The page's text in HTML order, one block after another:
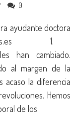
0
ayudante doctora
1.
han cambiado.
al margen de la
acaso la diferencia
Hemos
de los